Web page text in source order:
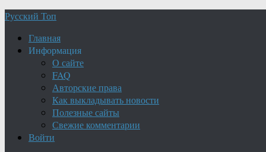
Русский Топ
Главная
Информация
О сайте
FAQ
Авторские права
Как выкладывать новости
Полезные сайты
Свежие комментарии
Войти